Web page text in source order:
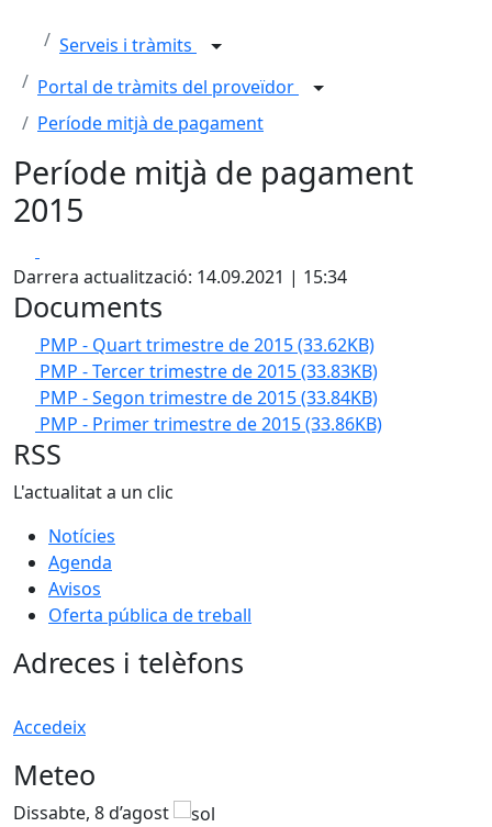
Serveis i tràmits
Portal de tràmits del proveïdor
Període mitjà de pagament
Període mitjà de pagament
2015
Darrera actualització: 14.09.2021 | 15:34
Documents
PMP - Quart trimestre de 2015(33.62KB)
PMP - Tercer trimestre de 2015(33.83KB)
PMP - Segon trimestre de 2015(33.84KB)
PMP - Primer trimestre de 2015(33.86KB)
RSS
L'actualitat a un clic
Notícies
Agenda
Avisos
Oferta pública de treball
Adreces i telèfons
Accedeix
Meteo
Dissabte, 8 d’agost